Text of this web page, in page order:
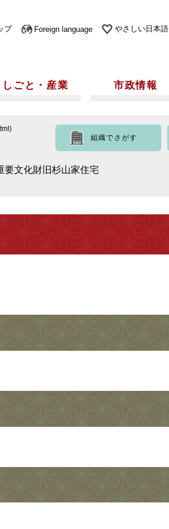
プ Foreign language やさしい日本語
しごと・産業 市政情報
組織でさがす
要文化財旧杉山家住宅